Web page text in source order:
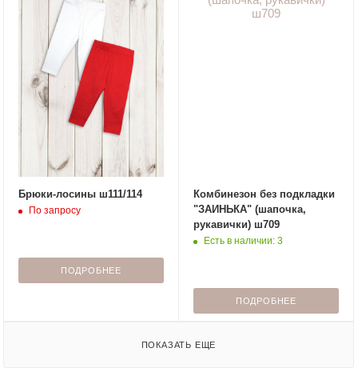
Брюки-лосины ш111/114
По запросу
ПОДРОБНЕЕ
Комбинезон без подкладки
"ЗАИНЬКА" (шапочка,
рукавички) ш709
Есть в наличии: 3
ПОДРОБНЕЕ
ПОКАЗАТЬ ЕЩЕ